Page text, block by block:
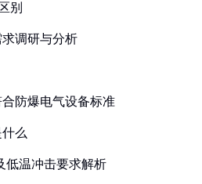
别
调研与分析
防爆电气设备标准
么
低温冲击要求解析